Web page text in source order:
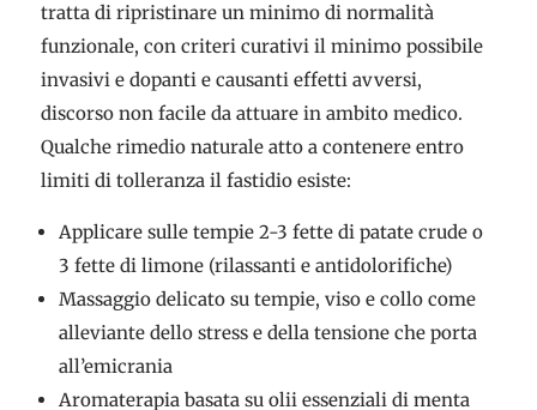
tratta di ripristinare un minimo di normalità
funzionale, con criteri curativi il minimo possibile
invasivi e dopanti e causanti effetti avversi,
discorso non facile da attuare in ambito medico.
Qualche rimedio naturale atto a contenere entro
limiti di tolleranza il fastidio esiste:
Applicare sulle tempie 2-3 fette di patate crude o
3 fette di limone (rilassanti e antidolorifiche)
Massaggio delicato su tempie, viso e collo come
alleviante dello stress e della tensione che porta
all’emicrania
Aromaterapia basata su olii essenziali di menta